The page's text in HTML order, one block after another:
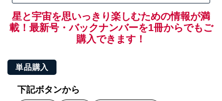
星と宇宙を思いっきり楽しむための情報が満
載！最新号・バックナンバーを1冊からでもご
購入できます！
単品購入
下記ボタンから